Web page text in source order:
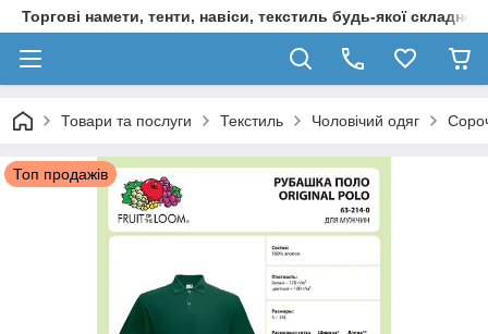
Торгові намети, тенти, навіси, текстиль будь-якої
Товари та послуги Текстиль Чоловічий одяг
Топ продажів